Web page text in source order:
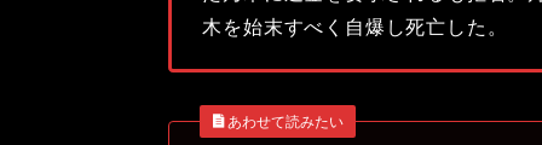
木を始末すべく自爆し死亡した。
あわせて読みたい